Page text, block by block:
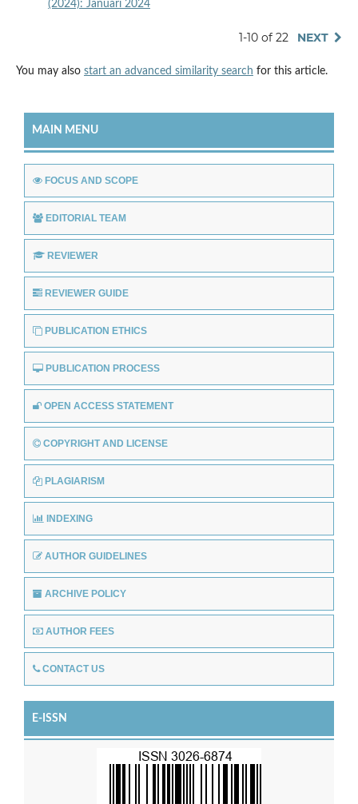
(2024): Januari 2024
1-10 of 22 NEXT
You may also start an advanced similarity search for this article.
MAIN MENU
FOCUS AND SCOPE
EDITORIAL TEAM
REVIEWER
REVIEWER GUIDE
PUBLICATION ETHICS
PUBLICATION PROCESS
OPEN ACCESS STATEMENT
COPYRIGHT AND LICENSE
PLAGIARISM
INDEXING
AUTHOR GUIDELINES
ARCHIVE POLICY
AUTHOR FEES
CONTACT US
E-ISSN